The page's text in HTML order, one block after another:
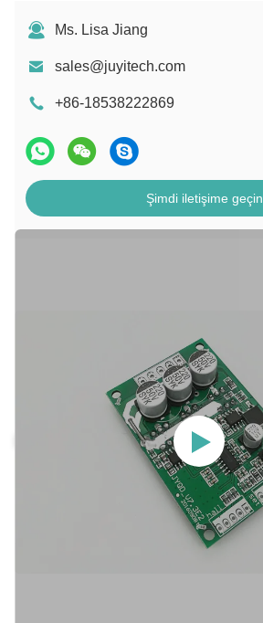
Ms. Lisa Jiang
sales@juyitech.com
+86-18538222869
Şimdi iletişime geçin